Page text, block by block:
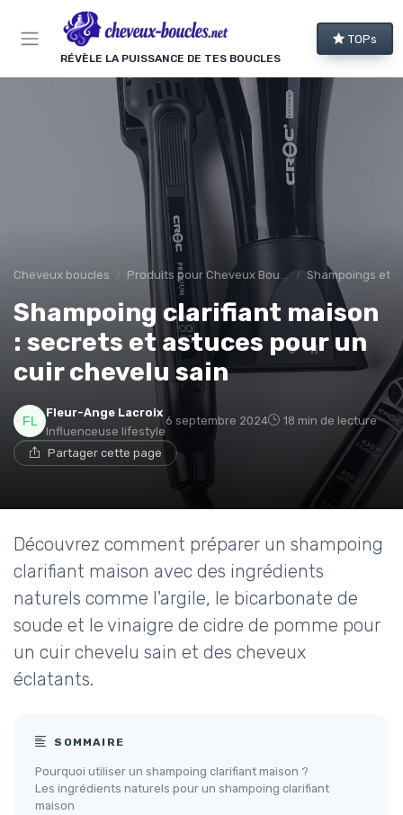
RÉVÈLE LA PUISSANCE DE TES BOUCLES
TOPs
Cheveux boucles Produits pour Cheveux Bouclés et Texturés Shampoings et
Shampoing clarifiant maison
: secrets et astuces pour un
cuir chevelu sain
Fleur-Ange Lacroix
Influenceuse lifestyle
6 septembre 2024 18 min de lecture
Partager cette page
Découvrez comment préparer un shampoing
clarifiant maison avec des ingrédients
naturels comme l'argile, le bicarbonate de
soude et le vinaigre de cidre de pomme pour
un cuir chevelu sain et des cheveux
éclatants.
SOMMAIRE
Pourquoi utiliser un shampoing clarifiant maison ?
Les ingrédients naturels pour un shampoing clarifiant
maison
Panneau de gestion des cookies